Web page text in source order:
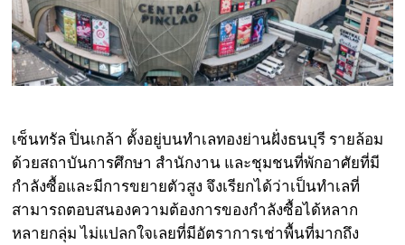
เซ็นทรัล ปิ่นเกล้า ตั้งอยู่บนทำเลทองย่านฝั่งธนบุรี รายล้อม
ด้วยสถาบันการศึกษา สำนักงาน และชุมชนที่พักอาศัยที่มี
กำลังซื้อและมีการขยายตัวสูง จึงเรียกได้ว่าเป็นทำเลที่
สามารถตอบสนองความต้องการของกำลังซื้อได้หลาก
หลายกลุ่ม ไม่แปลกใจเลยที่มีอัตราการเช่าพื้นที่มากถึง